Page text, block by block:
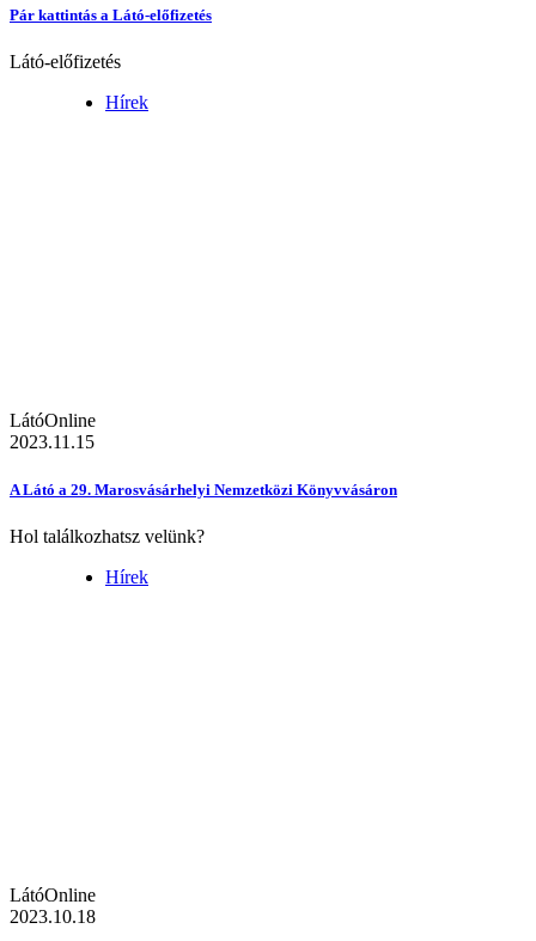
Pár kattintás a Látó-előfizetés
Látó-előfizetés
Hírek
LátóOnline
2023.11.15
A Látó a 29. Marosvásárhelyi Nemzetközi Könyvvásáron
Hol találkozhatsz velünk?
Hírek
LátóOnline
2023.10.18